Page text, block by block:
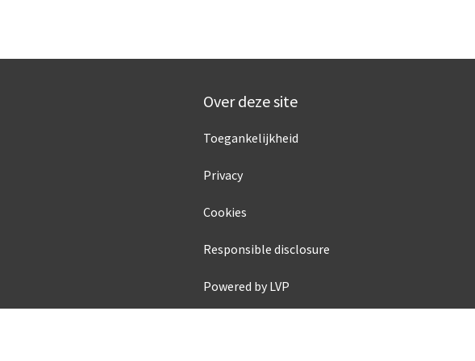
Over deze site
Toegankelijkheid
Privacy
Cookies
Responsible disclosure
Powered by LVP